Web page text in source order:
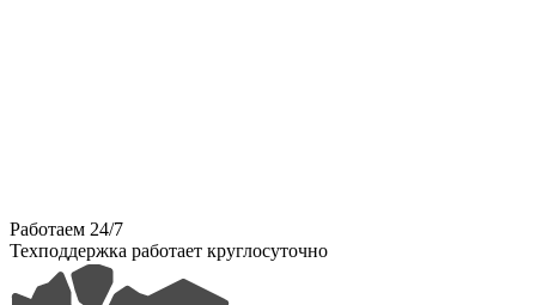
Работаем 24/7
Техподдержка работает круглосуточно